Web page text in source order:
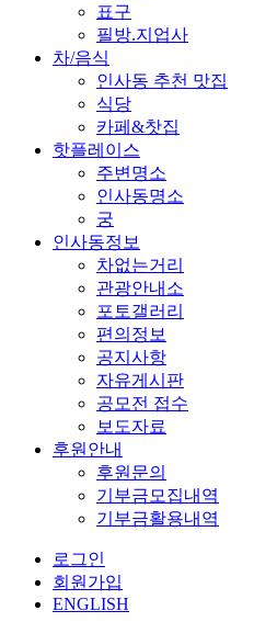
표구
필방.지업사
차/음식
인사동 추천 맛집
식당
카페&찻집
핫플레이스
주변명소
인사동명소
궁
인사동정보
차없는거리
관광안내소
포토갤러리
편의정보
공지사항
자유게시판
공모전 접수
보도자료
후원안내
후원문의
기부금모집내역
기부금활용내역
로그인
회원가입
ENGLISH